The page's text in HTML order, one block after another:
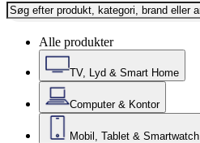
Alle produkter
TV, Lyd & Smart Home
Computer & Kontor
Mobil, Tablet & Smartwatch